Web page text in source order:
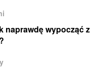
naprawdę wypocząć z